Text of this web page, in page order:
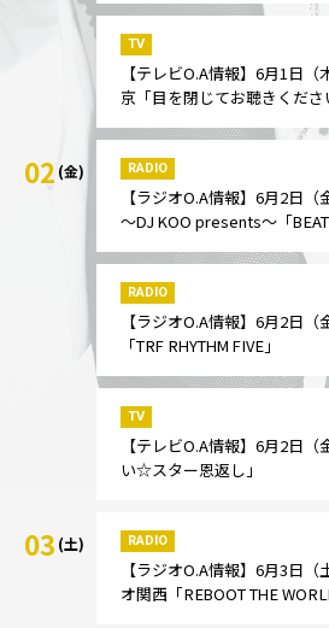
TV
【テレビO.A情報】6月1日
京「目を閉じてお聴きくださ
02 (金) RADIO
【ラジオO.A情報】6月2日（
～DJ KOO presents～「BEAT
RADIO
【ラジオO.A情報】6月2日（
「TRF RHYTHM FIVE」
TV
【テレビO.A情報】6月2日（
い☆スター恩返し」
03 (土) RADIO
【ラジオO.A情報】6月3日（
オ関西「REBOOT THE